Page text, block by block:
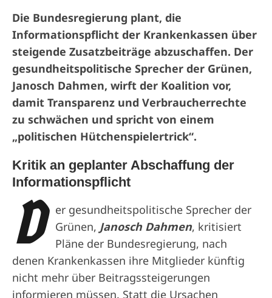
Die Bundesregierung plant, die
Informationspflicht der Krankenkassen über
steigende Zusatzbeiträge abzuschaffen. Der
gesundheitspolitische Sprecher der Grünen,
Janosch Dahmen, wirft der Koalition vor,
damit Transparenz und Verbraucherrechte
zu schwächen und spricht von einem
„politischen Hütchenspielertrick“.
Kritik an geplanter Abschaffung der
Informationspflicht
D
er gesundheitspolitische Sprecher der
Grünen, Janosch Dahmen, kritisiert
Pläne der Bundesregierung, nach
denen Krankenkassen ihre Mitglieder künftig
nicht mehr über Beitragssteigerungen
informieren müssen. Statt die Ursachen